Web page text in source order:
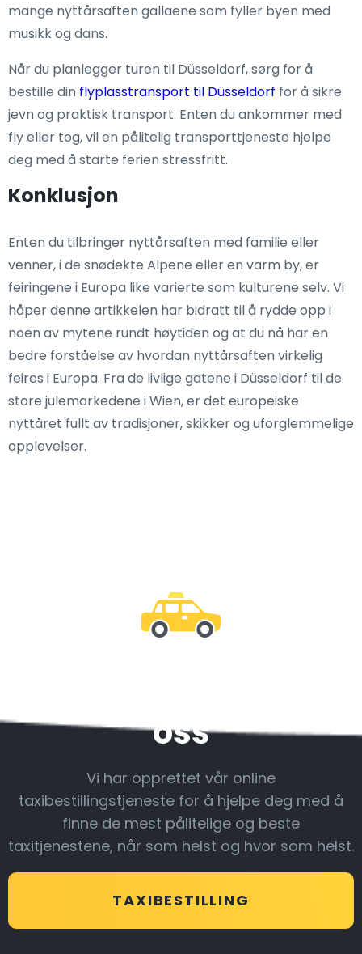
mange nyttårsaften gallaene som fyller byen med
musikk og dans.
Når du planlegger turen til Düsseldorf, sørg for å
bestille din flyplasstransport til Düsseldorf for å sikre
jevn og praktisk transport. Enten du ankommer med
fly eller tog, vil en pålitelig transporttjeneste hjelpe
deg med å starte ferien stressfritt.
Konklusjon
Enten du tilbringer nyttårsaften med familie eller
venner, i de snødekte Alpene eller en varm by, er
feiringene i Europa like varierte som kulturene selv. Vi
håper denne artikkelen har bidratt til å rydde opp i
noen av mytene rundt høytiden og at du nå har en
bedre forståelse av hvordan nyttårsaften virkelig
feires i Europa. Fra de livlige gatene i Düsseldorf til de
store julemarkedene i Wien, er det europeiske
nyttåret fullt av tradisjoner, skikker og uforglemmelige
opplevelser.
oss
Vi har opprettet vår online
taxibestillingstjeneste for å hjelpe deg med å
finne de mest pålitelige og beste
taxitjenestene, når som helst og hvor som helst.
TAXIBESTILLING